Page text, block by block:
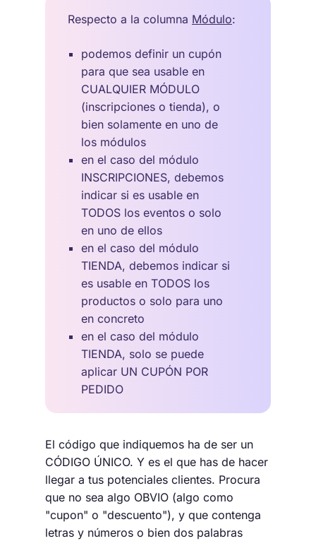
Respecto a la columna Módulo:
podemos definir un cupón
para que sea usable en
CUALQUIER MÓDULO
(inscripciones o tienda), o
bien solamente en uno de
los módulos
en el caso del módulo
INSCRIPCIONES, debemos
indicar si es usable en
TODOS los eventos o solo
en uno de ellos
en el caso del módulo
TIENDA, debemos indicar si
es usable en TODOS los
productos o solo para uno
en concreto
en el caso del módulo
TIENDA, solo se puede
aplicar UN CUPÓN POR
PEDIDO
El código que indiquemos ha de ser un
CÓDIGO ÚNICO. Y es el que has de hacer
llegar a tus potenciales clientes. Procura
que no sea algo OBVIO (algo como
"cupon" o "descuento"), y que contenga
letras y números o bien dos palabras